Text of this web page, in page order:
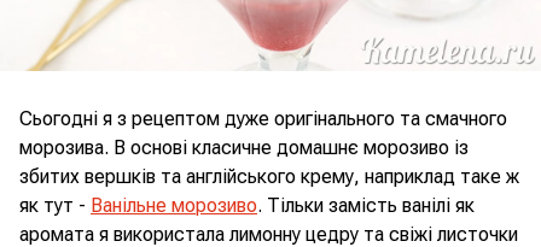
Сьогодні я з рецептом дуже оригінального та смачного
морозива. В основі класичне домашнє морозиво із
збитих вершків та англійського крему, наприклад таке ж
як тут - Ванільне морозиво. Тільки замість ванілі як
аромата я використала лимонну цедру та свіжі листочки